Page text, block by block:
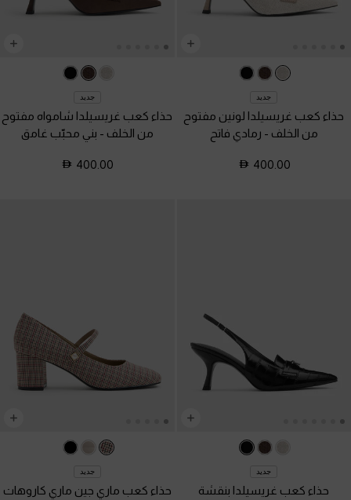
جديد
حذاء كعب غريسيلدا لونين مفتوح
من الخلف - رمادي فاتح
400.00
جديد
حذاء كعب غريسيلدا شامواه مفتوح
من الخلف - بني محبّب غامق
400.00
جديد
حذاء كعب غريسيلدا بنقشة
جديد
حذاء كعب ماري جين ماري كاروهات